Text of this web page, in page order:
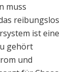
muss
reibungslos
ist eine
gehört
und